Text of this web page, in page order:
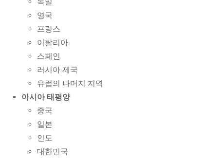
영국
프랑스
이탈리아
스페인
러시아 제국
유럽의 나머지 지역
아시아 태평양
중국
일본
인도
대한민국